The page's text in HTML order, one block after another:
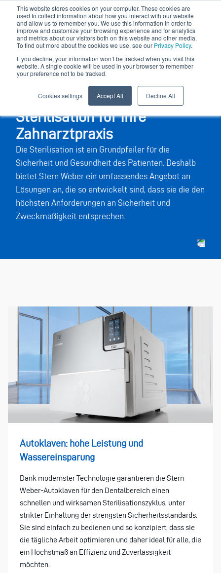
This website stores cookies on your computer. These cookies are
used to collect information about how you interact with our website
and allow us to remember you. We use this information in order to
improve and customize your browsing experience and for analytics
and metrics about our visitors both on this website and other media.
To find out more about the cookies we use, see our Privacy Policy.
If you decline, your information won’t be tracked when you visit this
website. A single cookie will be used in your browser to remember
your preference not to be tracked.
Cookies settings Accept All Decline All
Sichere und nachhaltige
Sterilisation für Ihre
Zahnarztpraxis
Die Sterilisation ist ein Grundpfeiler für die
Sicherheit und Gesundheit des Patienten. Deshalb
bietet Stern Weber ein umfassendes Angebot an
Lösungen an, die so entwickelt sind, dass sie die den
höchsten Anforderungen an Sicherheit und
Zweckmäßigkeit entsprechen.
Autoklaven: hohe Leistung und
Wassereinsparung
Dank modernster Technologie garantieren die Stern
Weber-Autoklaven für den Dentalbereich einen
schnellen und wirksamen Sterilisationszyklus, unter
strikter Einhaltung der strengsten Sicherheitsstandards.
Sie sind einfach zu bedienen und so konzipiert, dass sie
die tägliche Arbeit optimieren und daher ideal für alle, die
ein Höchstmaß an Effizienz und Zuverlässigkeit
möchten.